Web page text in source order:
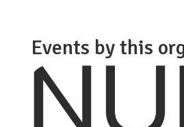
Events by this